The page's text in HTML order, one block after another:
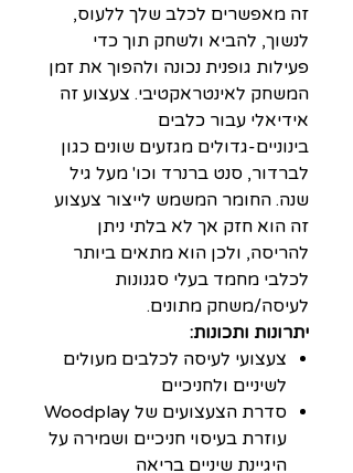
זה מאפשרים לכלב שלך ללעוס,
לנשוך, להביא ולשחק תוך כדי
פעילות גופנית נכונה ולהפוך את זמן
המשחק לאינטראקטיבי. צעצוע זה
אידיאלי עבור כלבים
בינוניים-גדולים מגזעים שונים כגון
לברדור, סנט ברנרד וכו' מעל גיל
שנה. החומר המשמש לייצור צעצוע
זה הוא חזק אך לא בלתי ניתן
להריסה, ולכן הוא מתאים ביותר
לכלבי מחמד בעלי סגנונות
לעיסה/משחק מתונים.
יתרונות ותכונות:
צעצועי לעיסה לכלבים מעולים
לשיניים ולחניכיים
סדרת הצעצועים של Woodplay
עוזרת בעיסוי חניכיים ושמירה על
היגיינת שיניים בריאה